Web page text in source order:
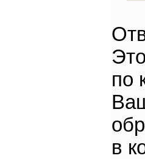
по
в